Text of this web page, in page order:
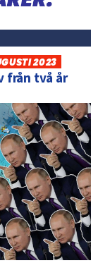
2023
från två år